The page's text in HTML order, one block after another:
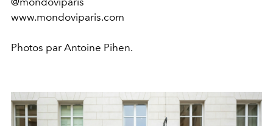
www.mondoviparis.com
Photos par Antoine Pihen.